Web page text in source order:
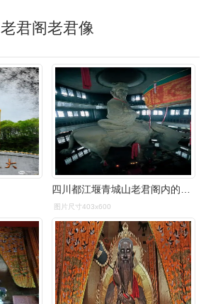
老君阁老君像
图片尺寸403x600